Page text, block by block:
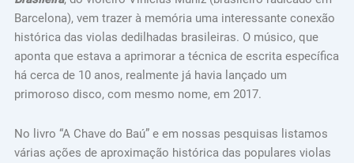
Barcelona), vem trazer à memória uma interessante conexão
histórica das violas dedilhadas brasileiras. O músico, que
aponta que estava a aprimorar a técnica de escrita específica
há cerca de 10 anos, realmente já havia lançado um
primoroso disco, com mesmo nome, em 2017.
No livro “A Chave do Baú” e em nossas pesquisas listamos
várias ações de aproximação histórica das populares violas